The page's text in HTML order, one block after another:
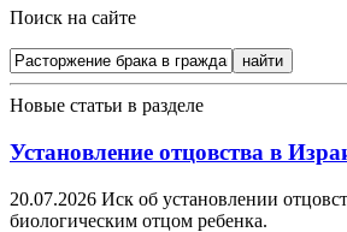
Поиск на сайте
Новые статьи в разделе
Установление отцовства в
20.07.2026 Иск об установлении
биологическим отцом ребенка.